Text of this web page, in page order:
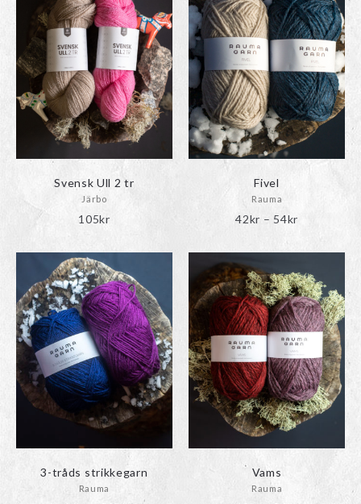
Svensk Ull 2 tr
Järbo
105kr
Fivel
Rauma
42kr – 54kr
till
54kr
3-tråds strikkegarn
Rauma
Vams
Rauma